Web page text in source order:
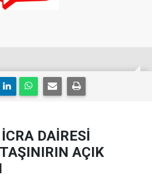
DAİRESİ
AÇIK